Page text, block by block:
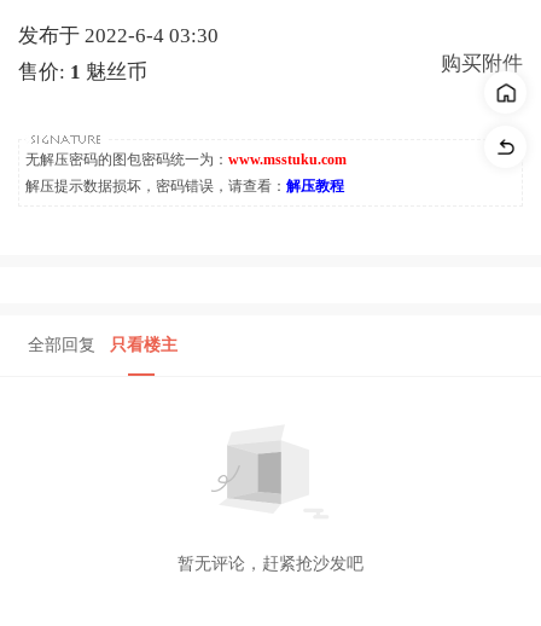
发布于 2022-6-4 03:30
售价: 1 魅丝币 购买附件
无解压密码的图包密码统一为： www.msstuku.com
解压提示数据损坏，密码错误，请查看： 解压教程
全部回复 只看楼主
暂无评论，赶紧抢沙发吧